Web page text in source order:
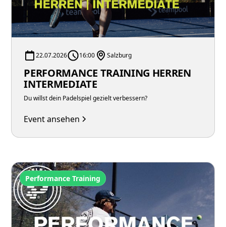
22.07.2026 16:00 Salzburg
PERFORMANCE TRAINING HERREN
INTERMEDIATE
Du willst dein Padelspiel gezielt verbessern?
Event ansehen
Performance Training